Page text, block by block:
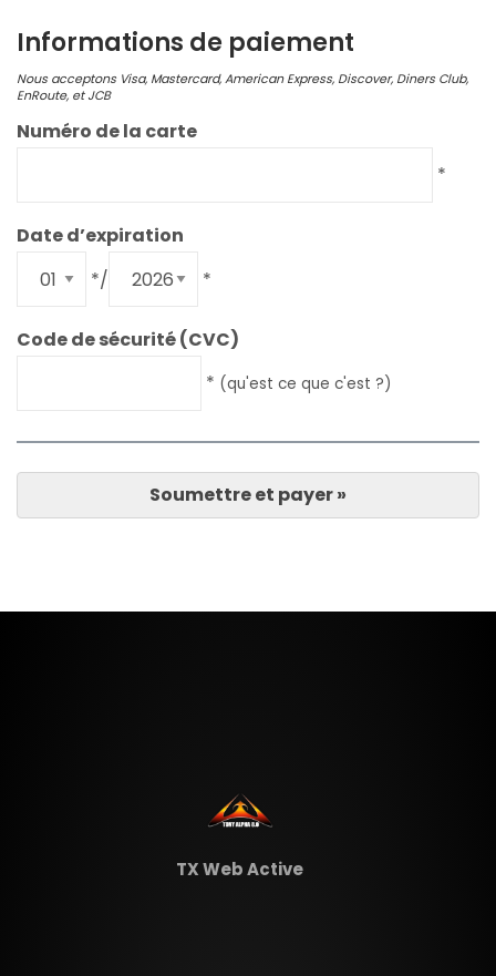
Informations de paiement
Nous acceptons Visa, Mastercard, American Express, Discover, Diners Club,
EnRoute, et JCB
Numéro de la carte
*
Date d’expiration
*/ *
Code de sécurité (CVC)
* (qu'est ce que c'est ?)
TX Web Active